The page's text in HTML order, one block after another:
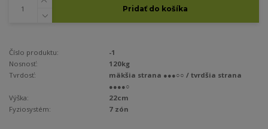
Pridať do košíka
Číslo produktu:
-1
Nosnosť:
120kg
Tvrdosť:
mäkšia strana ●●●○○ / tvrdšia strana
●●●●○
Výška:
22cm
Fyziosystém:
7 zón